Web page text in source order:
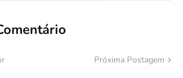
Próxima Postagem